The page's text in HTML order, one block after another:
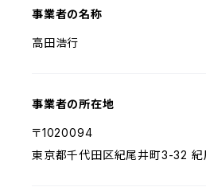
事業者の名称
高田浩行
事業者の所在地
〒1020094
東京都千代田区紀尾井町3-32 紀